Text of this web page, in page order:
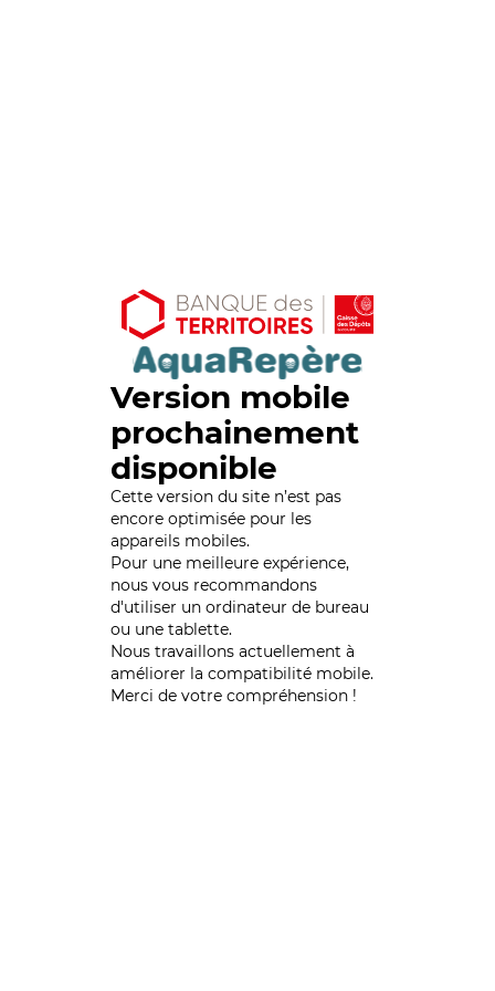
Version mobile
prochainement
disponible
Cette version du site n’est pas
encore optimisée pour les
appareils mobiles.
Pour une meilleure expérience,
nous vous recommandons
d'utiliser un ordinateur de bureau
ou une tablette.
Nous travaillons actuellement à
améliorer la compatibilité mobile.
Merci de votre compréhension !